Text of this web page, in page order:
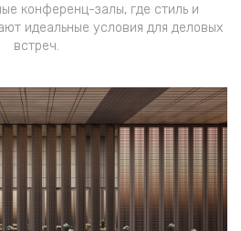
конференц-залы, где стиль и
идеальные условия для деловых
встреч.